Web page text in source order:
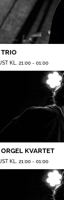
KL. 21:00- 01:00
KVARTET
KL. 21:00- 01:00